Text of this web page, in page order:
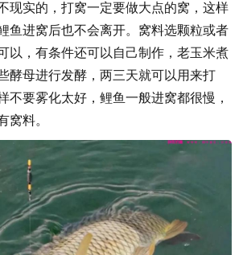
现实的，打窝一定要做大点的窝，这样
鱼进窝后也不会离开。窝料选颗粒或者
以，有条件还可以自己制作，老玉米煮
酵母进行发酵，两三天就可以用来打
不要雾化太好，鲤鱼一般进窝都很慢，
窝料。